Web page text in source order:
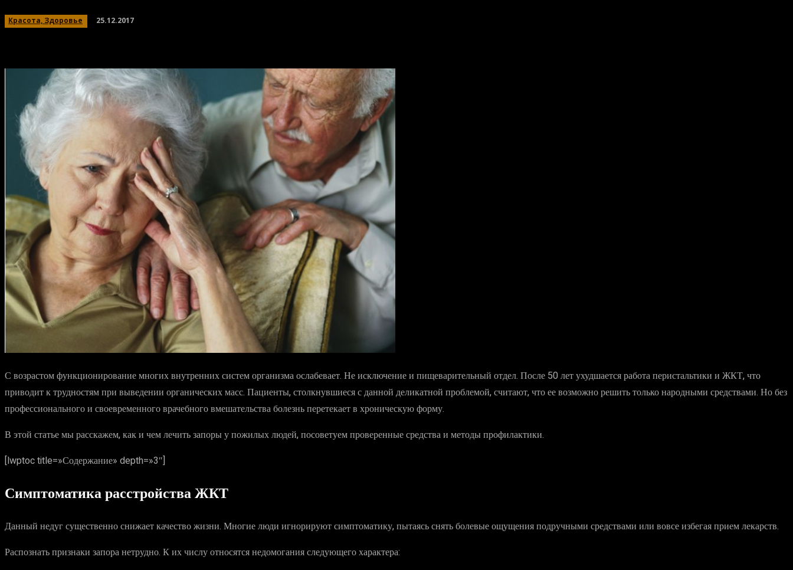
Красота, Здоровье 25.12.2017
С возрастом функционирование многих внутренних систем организма ослабевает. Не исключение и пищеварительный отдел. После 50 лет ухудшается работа перистальтики и ЖКТ, что
приводит к трудностям при выведении органических масс. Пациенты, столкнувшиеся с данной деликатной проблемой, считают, что ее возможно решить только народными средствами. Но без
профессионального и своевременного врачебного вмешательства болезнь перетекает в хроническую форму.
В этой статье мы расскажем, как и чем лечить запоры у пожилых людей, посоветуем проверенные средства и методы профилактики.
[lwptoc title=»Содержание» depth=»3″]
Симптоматика расстройства ЖКТ
Данный недуг существенно снижает качество жизни. Многие люди игнорируют симптоматику, пытаясь снять болевые ощущения подручными средствами или вовсе избегая прием лекарств.
Распознать признаки запора нетрудно. К их числу относятся недомогания следующего характера: